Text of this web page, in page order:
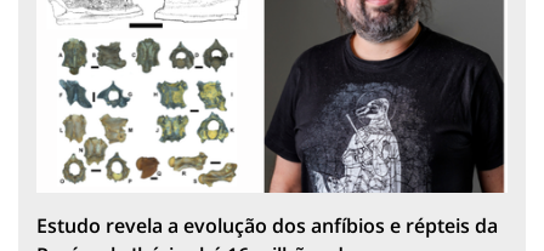
Estudo revela a evolução dos anfíbios e répteis da